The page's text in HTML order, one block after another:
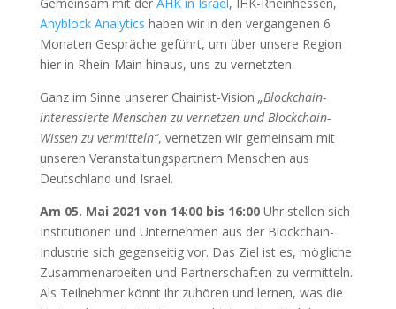
Anyblock Analytics haben wir in den vergangenen 6
Monaten Gespräche geführt, um über unsere Region
hier in Rhein-Main hinaus, uns zu vernetzten.
Ganz im Sinne unserer Chainist-Vision „Blockchain-
interessierte Menschen zu vernetzen und Blockchain-
Wissen zu vermitteln“, vernetzen wir gemeinsam mit
unseren Veranstaltungspartnern Menschen aus
Deutschland und Israel.
Am 05. Mai 2021 von 14:00 bis 16:00 Uhr stellen sich
Institutionen und Unternehmen aus der Blockchain-
Industrie sich gegenseitig vor. Das Ziel ist es, mögliche
Zusammenarbeiten und Partnerschaften zu vermitteln.
Als Teilnehmer könnt ihr zuhören und lernen, was die